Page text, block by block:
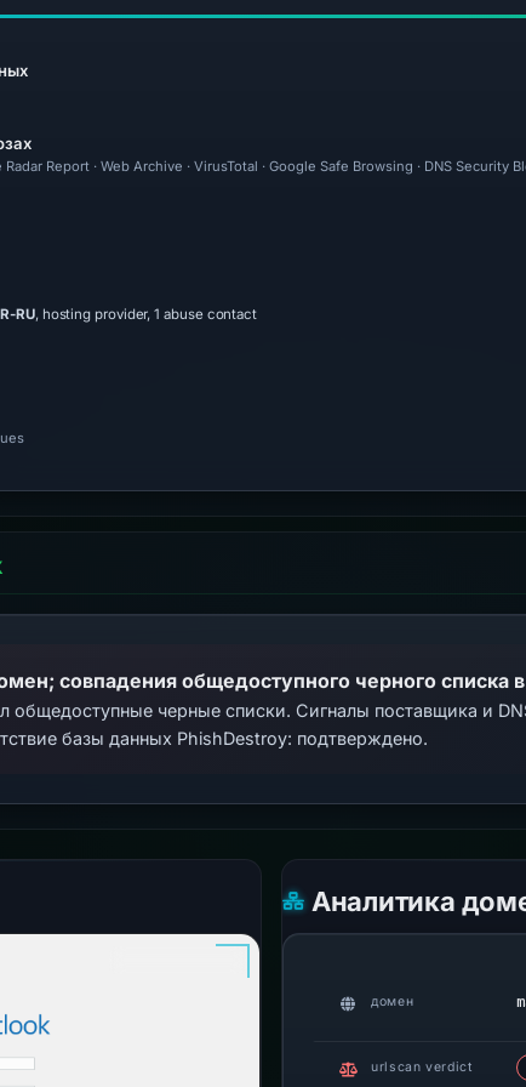
Report · Web Archive · VirusTotal · Google Safe Browsing · DNS
RU, hosting provider, 1 abuse contact
совпадения общедоступного черного
общедоступные черные списки. Сигналы поставщика и
базы данных PhishDestroy: подтверждено.
Аналитика
домен
urlscan verdict